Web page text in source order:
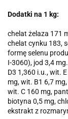
Dodatki na 1 kg:
chelat żelaza 171
chelat cynku 183,
formę selenu
I-3060), jod 3,4
D3 1,360 i.u., wit.
mg, wit. B1 6,7
wit. C 160 mg,
biotyna 0,5 mg,
ekstrakt z